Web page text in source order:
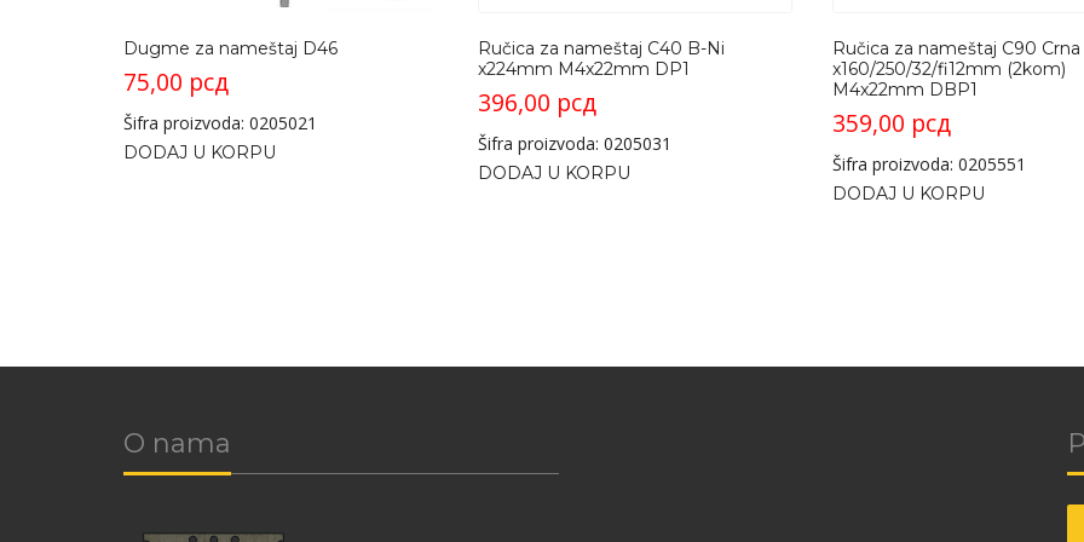
Dugme za nameštaj D46
75,00 рсд
Šifra proizvoda: 0205021
DODAJ U KORPU
Ručica za nameštaj C40 B-Ni
x224mm M4x22mm DP1
396,00 рсд
Šifra proizvoda: 0205031
DODAJ U KORPU
Ručica za nameštaj C90 Crna
x160/250/32/fi12mm (2kom)
M4x22mm DBP1
359,00 рсд
Šifra proizvoda: 0205551
DODAJ U KORPU
O nama